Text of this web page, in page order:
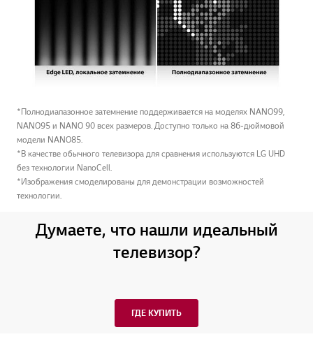
*Полнодиапазонное затемнение поддерживается на моделях NANO99,
NANO95 и NANO 90 всех размеров. Доступно только на 86-дюймовой
модели NANO85.
*В качестве обычного телевизора для сравнения используются LG UHD
без технологии NanoCell.
*Изображения смоделированы для демонстрации возможностей
технологии.
Думаете, что нашли идеальный
телевизор?
ГДЕ КУПИТЬ